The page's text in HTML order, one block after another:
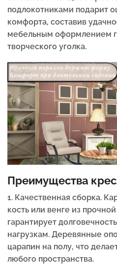
подлокотниками подарит
комфорта, составив
мебельным оформлением
творческого уголка.
Преимущества
1. Качественная сборка.
кость или венге из
гарантирует
нагрузкам. Деревянные
царапин на полу, что
любого пространства.